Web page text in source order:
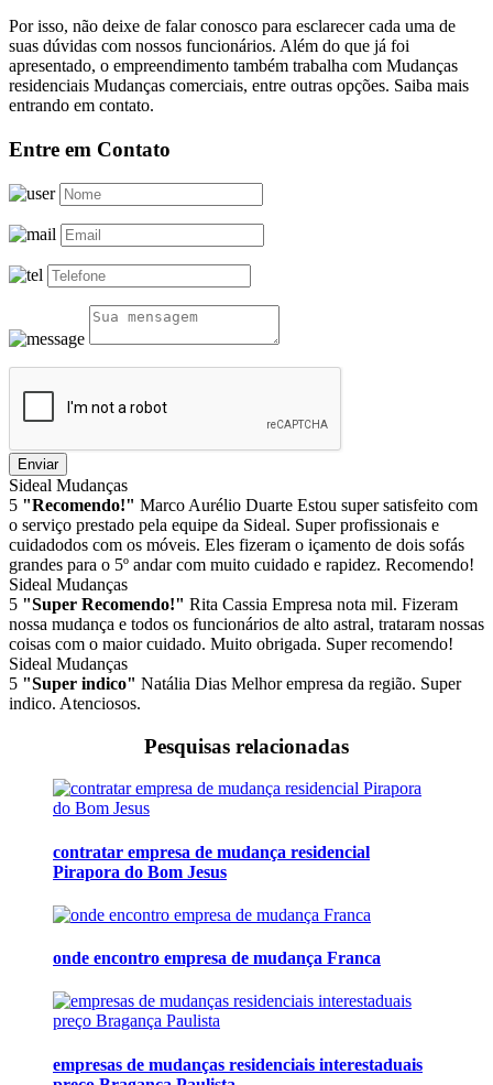
Por isso, não deixe de falar conosco para esclarecer cada uma de
suas dúvidas com nossos funcionários. Além do que já foi
apresentado, o empreendimento também trabalha com Mudanças
residenciais Mudanças comerciais, entre outras opções. Saiba mais
entrando em contato.
Entre em Contato
Enviar
Sideal Mudanças
5 "Recomendo!" Marco Aurélio Duarte Estou super satisfeito com
o serviço prestado pela equipe da Sideal. Super profissionais e
cuidadodos com os móveis. Eles fizeram o içamento de dois sofás
grandes para o 5º andar com muito cuidado e rapidez. Recomendo!
Sideal Mudanças
5 "Super Recomendo!" Rita Cassia Empresa nota mil. Fizeram
nossa mudança e todos os funcionários de alto astral, trataram nossas
coisas com o maior cuidado. Muito obrigada. Super recomendo!
Sideal Mudanças
5 "Super indico" Natália Dias Melhor empresa da região. Super
indico. Atenciosos.
Pesquisas relacionadas
contratar empresa de mudança residencial
Pirapora do Bom Jesus
onde encontro empresa de mudança Franca
empresas de mudanças residenciais interestaduais